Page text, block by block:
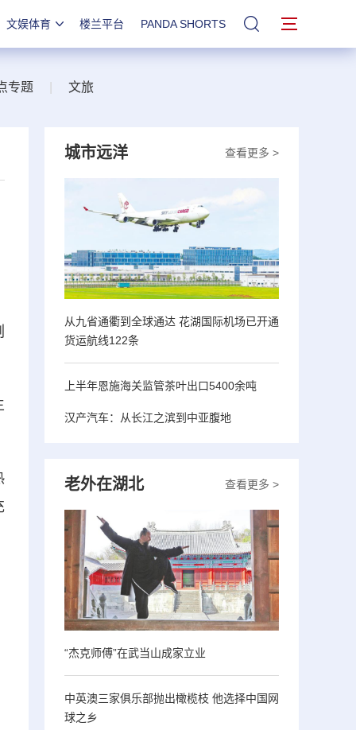
文娱体育 楼兰平台 PANDA SHORTS 站内搜索
专题 文旅
查看更多 >
城市远洋
从九省通衢到全球通达 花湖国际机场已开通
货运航线122条
上半年恩施海关监管茶叶出口5400余吨
汉产汽车：从长江之滨到中亚腹地
查看更多 >
老外在湖北
“杰克师傅”在武当山成家立业
中英澳三家俱乐部抛出橄榄枝 他选择中国网
球之乡